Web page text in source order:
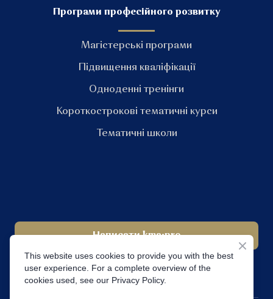
Програми професійного розвитку
Магістерські програми
Підвищення кваліфікації
Одноденні тренінги
Короткострокові тематичні курси
Тематичні школи
Написати kma•pro
This website uses cookies to provide you with the best
user experience. For a complete overview of the
cookies used, see our Privacy Policy.